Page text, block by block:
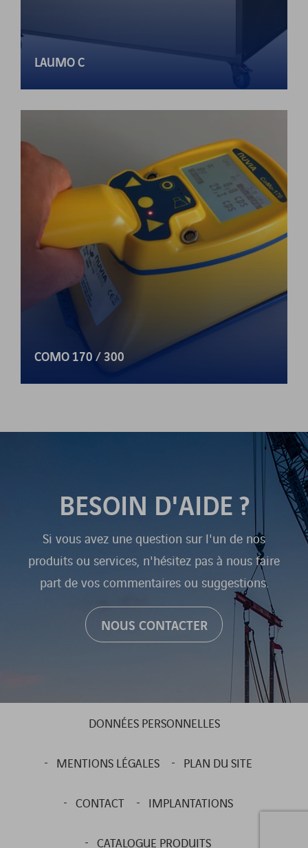
LAUMO C
COMO 170 / 300
BESOIN D'AIDE ?
Si vous avez une question sur l'un de nos
produits ou services, n'hésitez pas à nous faire
part de vos commentaires ou suggestions.
NOUS CONTACTER
DONNÉES PERSONNELLES
MENTIONS LÉGALES PLAN DU SITE
CONTACT IMPLANTATIONS
CATALOGUE PRODUITS